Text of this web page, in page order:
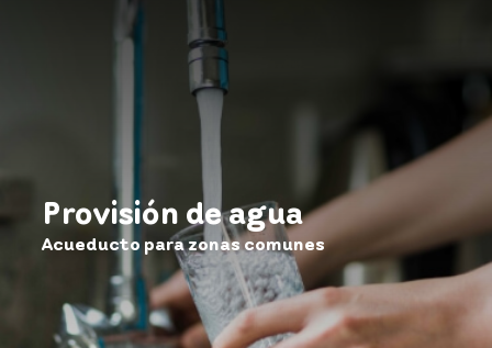
Provisión de agua
Acueducto para zonas comunes